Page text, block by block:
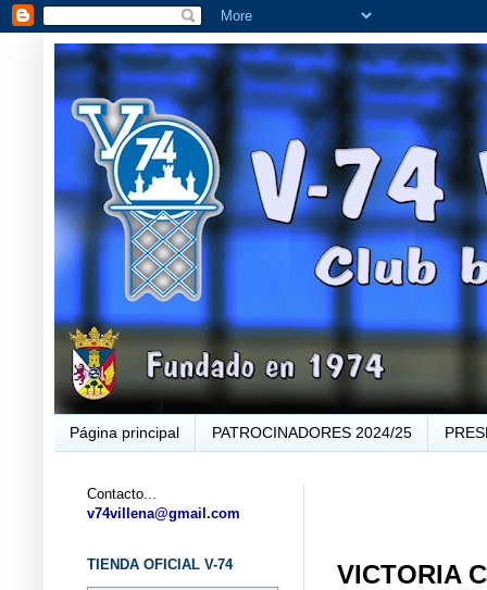
Página principal PATROCINADORES 2024/25
VICTORIA
Contacto...
v74villena@gmail.com
TIENDA OFICIAL V-74